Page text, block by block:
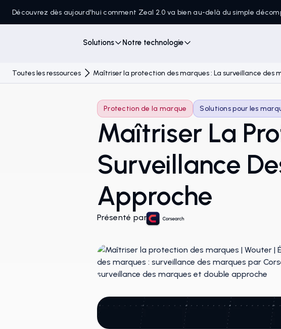
Découvrez dès aujourd'hui comment Zeal 2.0 va bien au-delà du simple
Solutions Notre technologie
Toutes les ressources Maîtriser la protection des marques : La surveillance des
Protection de la marque Solutions pour les
Maîtriser La
Surveillance
Approche
Présenté par